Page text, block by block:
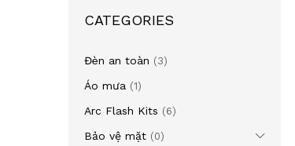
CATEGORIES
Đèn an toàn (3)
Áo mưa (1)
Arc Flash Kits (6)
Bảo vệ mặt (0)